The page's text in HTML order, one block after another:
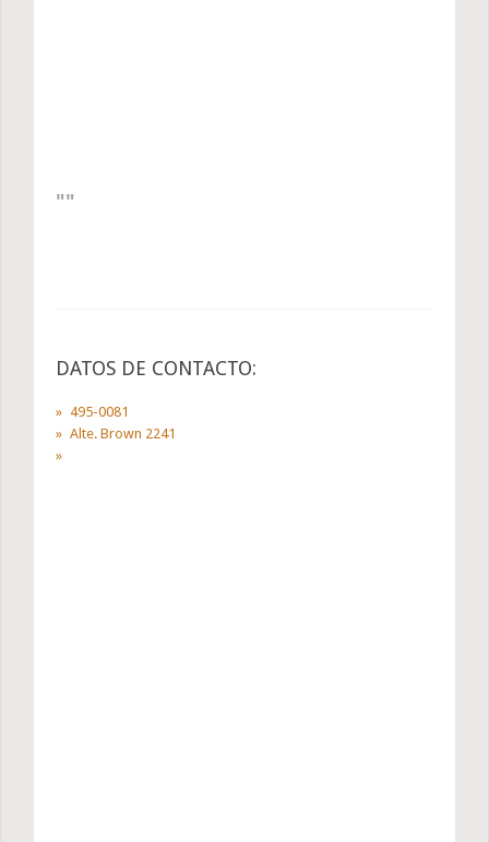
DATOS DE CONTACTO:
495-0081
Alte. Brown 2241